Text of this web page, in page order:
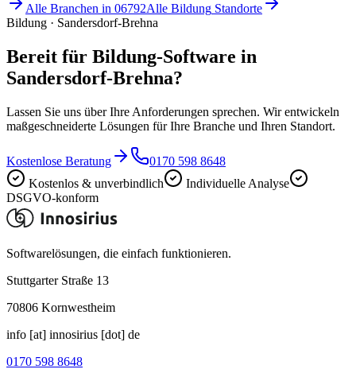
Alle Branchen in 06792Alle Bildung Standorte
Bildung · Sandersdorf-Brehna
Bereit für Bildung-Software in
Sandersdorf-Brehna?
Lassen Sie uns über Ihre Anforderungen sprechen. Wir entwickeln
maßgeschneiderte Lösungen für Ihre Branche und Ihren Standort.
Kostenlose Beratung
0170 598 8648
Kostenlos & unverbindlich
Individuelle Analyse
DSGVO-konform
Softwarelösungen, die einfach funktionieren.
Stuttgarter Straße 13
70806 Kornwestheim
info [at] innosirius [dot] de
0170 598 8648